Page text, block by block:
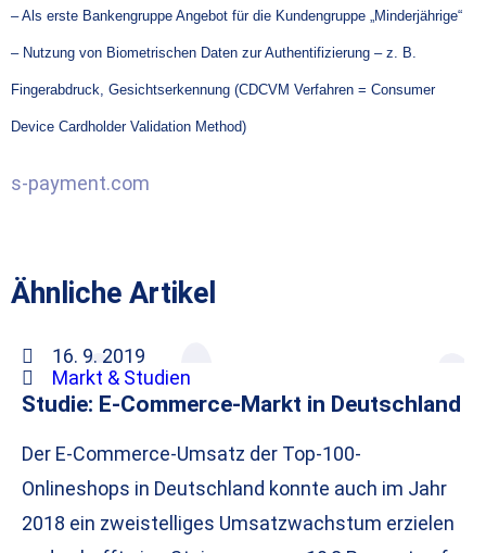
– Als erste Bankengruppe Angebot für die Kundengruppe „Minderjährige“
– Nutzung von Biometrischen Daten zur Authentifizierung – z. B.
Fingerabdruck, Gesichtserkennung (CDCVM Verfahren = Consumer
Device Cardholder Validation Method)
s-payment.com
Ähnliche Artikel
16. 9. 2019
Markt & Studien
Studie: E-Commerce-Markt in Deutschland
Der E-Commerce-Umsatz der Top-100-
Onlineshops in Deutschland konnte auch im Jahr
2018 ein zweistelliges Umsatzwachstum erzielen